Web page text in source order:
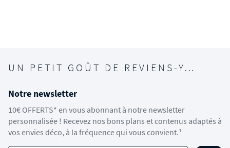
UN PETIT GOÛT DE REVIENS-Y…
Notre newsletter
10€ OFFERTS* en vous abonnant à notre newsletter
personnalisée ! Recevez nos bons plans et contenus adaptés à
vos envies déco, à la fréquence qui vous convient.¹